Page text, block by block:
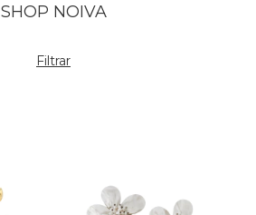
SHOP NOIVA
Filtrar